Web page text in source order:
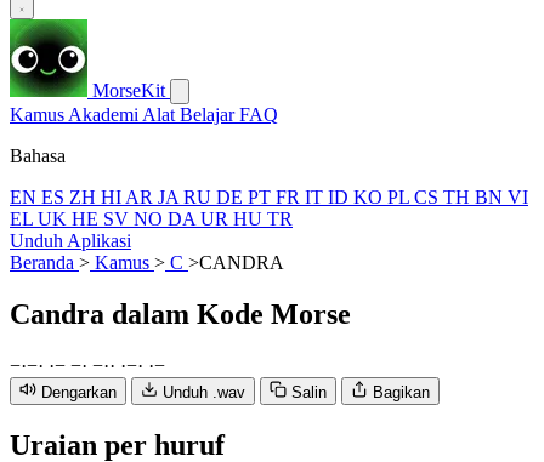
MorseKit
Kamus Akademi Alat BelajarFAQ
Bahasa
EN ES ZH HI AR JA RU DE PT FR IT ID KO PL CS TH BN VI
EL UK HE SV NO DA UR HU TR
Unduh Aplikasi
Beranda > Kamus > C >CANDRA
Candra dalam Kode Morse
−·−· ·− −· −·· ·−· ·−
Dengarkan Unduh .wav Salin Bagikan
Uraian per huruf